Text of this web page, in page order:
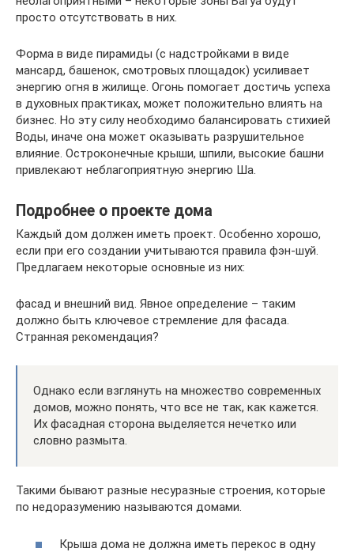
просто отсутствовать в них.
Форма в виде пирамиды (с надстройками в виде
мансард, башенок, смотровых площадок) усиливает
энергию огня в жилище. Огонь помогает достичь успеха
в духовных практиках, может положительно влиять на
бизнес. Но эту силу необходимо балансировать стихией
Воды, иначе она может оказывать разрушительное
влияние. Остроконечные крыши, шпили, высокие башни
привлекают неблагоприятную энергию Ша.
Подробнее о проекте дома
Каждый дом должен иметь проект. Особенно хорошо,
если при его создании учитываются правила фэн-шуй.
Предлагаем некоторые основные из них:
фасад и внешний вид. Явное определение – таким
должно быть ключевое стремление для фасада.
Странная рекомендация?
Однако если взглянуть на множество современных
домов, можно понять, что все не так, как кажется.
Их фасадная сторона выделяется нечетко или
словно размыта.
Такими бывают разные несуразные строения, которые
по недоразумению называются домами.
Крыша дома не должна иметь перекос в одну